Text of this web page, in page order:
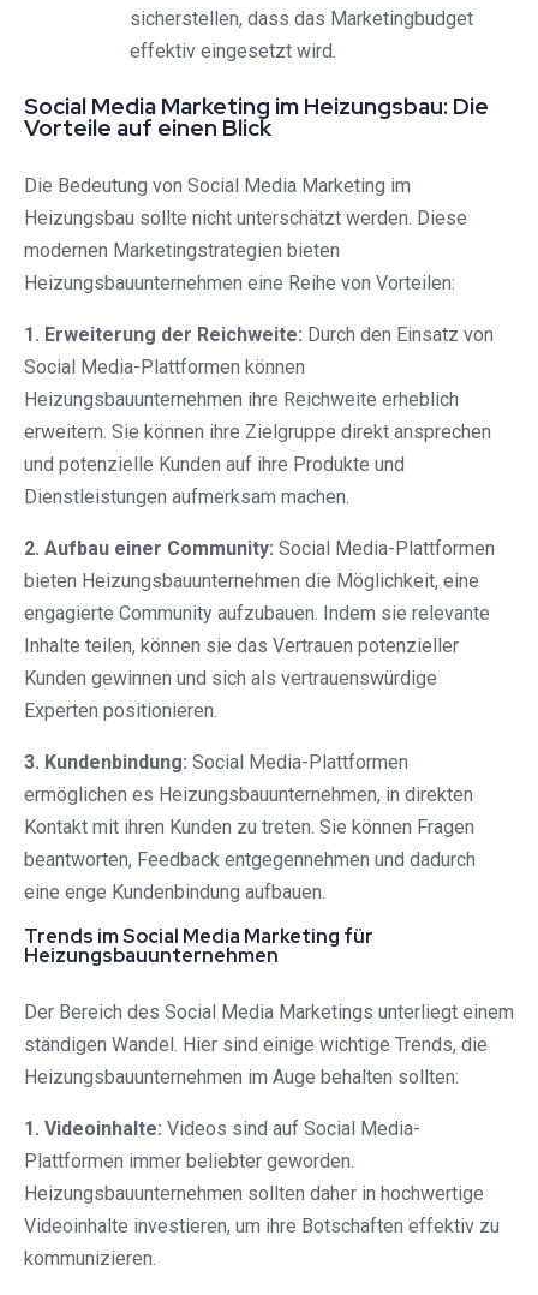
sicherstellen, dass das Marketingbudget
effektiv eingesetzt wird.
Social Media Marketing im Heizungsbau: Die
Vorteile auf einen Blick
Die Bedeutung von Social Media Marketing im
Heizungsbau sollte nicht unterschätzt werden. Diese
modernen Marketingstrategien bieten
Heizungsbauunternehmen eine Reihe von Vorteilen:
1. Erweiterung der Reichweite: Durch den Einsatz von
Social Media-Plattformen können
Heizungsbauunternehmen ihre Reichweite erheblich
erweitern. Sie können ihre Zielgruppe direkt ansprechen
und potenzielle Kunden auf ihre Produkte und
Dienstleistungen aufmerksam machen.
2. Aufbau einer Community: Social Media-Plattformen
bieten Heizungsbauunternehmen die Möglichkeit, eine
engagierte Community aufzubauen. Indem sie relevante
Inhalte teilen, können sie das Vertrauen potenzieller
Kunden gewinnen und sich als vertrauenswürdige
Experten positionieren.
3. Kundenbindung: Social Media-Plattformen
ermöglichen es Heizungsbauunternehmen, in direkten
Kontakt mit ihren Kunden zu treten. Sie können Fragen
beantworten, Feedback entgegennehmen und dadurch
eine enge Kundenbindung aufbauen.
Trends im Social Media Marketing für
Heizungsbauunternehmen
Der Bereich des Social Media Marketings unterliegt einem
ständigen Wandel. Hier sind einige wichtige Trends, die
Heizungsbauunternehmen im Auge behalten sollten:
1. Videoinhalte: Videos sind auf Social Media-
Plattformen immer beliebter geworden.
Heizungsbauunternehmen sollten daher in hochwertige
Videoinhalte investieren, um ihre Botschaften effektiv zu
kommunizieren.